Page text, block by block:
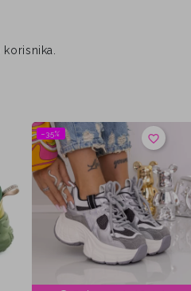
favorite_border
−35%